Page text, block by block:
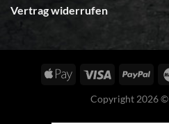
Vertrag widerrufen
Copyright 2026 ©